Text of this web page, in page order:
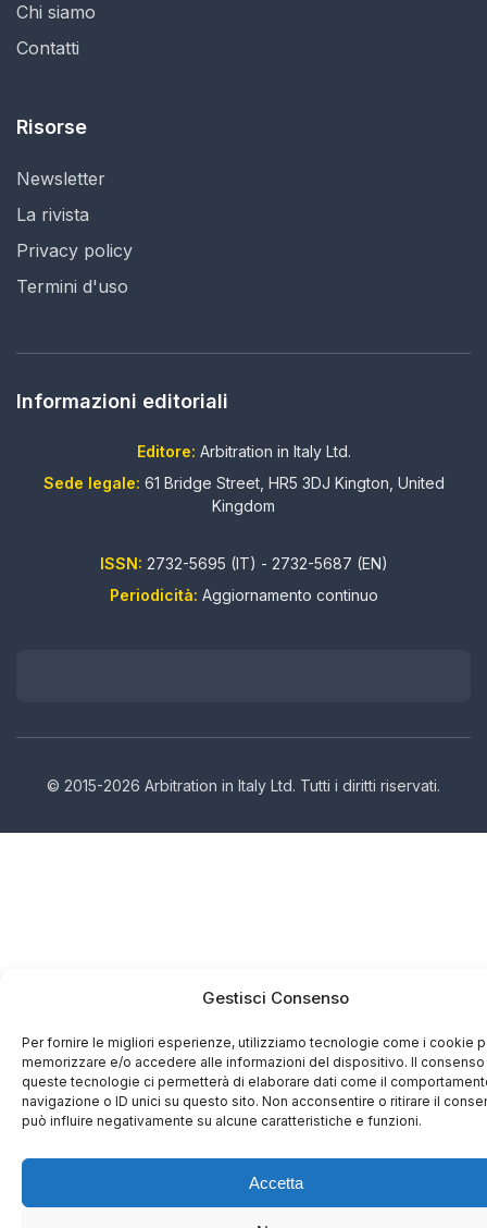
Gestisci Consenso
Per fornire le migliori esperienze, utilizziamo tecnologie come i cookie
memorizzare e/o accedere alle informazioni del dispositivo. Il consenso
queste tecnologie ci permetterà di elaborare dati come il
navigazione o ID unici su questo sito. Non acconsentire o ritirare il
può influire negativamente su alcune caratteristiche e funzioni.
Accetta
Chi siamo
Contatti
Risorse
Newsletter
La rivista
Privacy policy
Termini d'uso
Informazioni editoriali
Editore: Arbitration in Italy Ltd.
Sede legale: 61 Bridge Street, HR5 3DJ Kington, United
Kingdom
ISSN: 2732-5695 (IT) - 2732-5687 (EN)
Periodicità: Aggiornamento continuo
© 2015-2026 Arbitration in Italy Ltd. Tutti i diritti riservati.